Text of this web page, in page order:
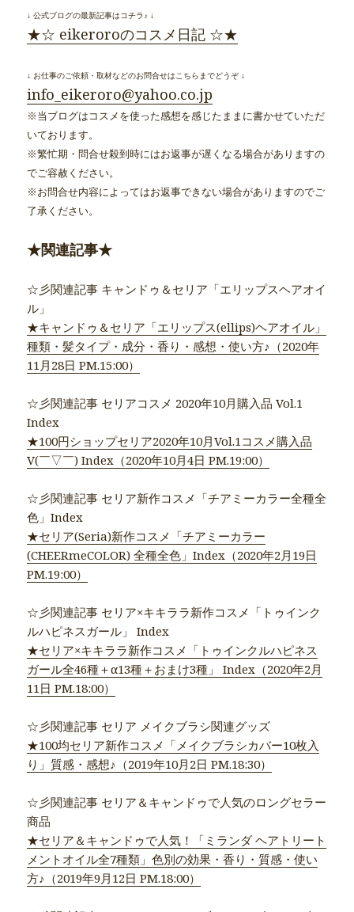
↓ 公式ブログの最新記事はコチラ♪ ↓
★☆ eikeroroのコスメ日記 ☆★
↓ お仕事のご依頼・取材などのお問合せはこちらまでどうぞ ↓
info_eikeroro@yahoo.co.jp
※当ブログはコスメを使った感想を感じたままに書かせていただ
いております。
※繁忙期・問合せ殺到時にはお返事が遅くなる場合がありますの
でご容赦ください。
※お問合せ内容によってはお返事できない場合がありますのでご
了承ください。
★関連記事★
☆彡関連記事 キャンドゥ＆セリア「エリップスヘアオイ
ル」
★キャンドゥ＆セリア「エリップス(ellips)ヘアオイル」
種類・髪タイプ・成分・香り・感想・使い方♪（2020年
11月28日 PM.15:00）
☆彡関連記事 セリアコスメ 2020年10月購入品 Vol.1
Index
★100円ショップセリア2020年10月Vol.1コスメ購入品
V(￣▽￣) Index（2020年10月4日 PM.19:00）
☆彡関連記事 セリア新作コスメ「チアミーカラー全種全
色」Index
★セリア(Seria)新作コスメ「チアミーカラー
(CHEERmeCOLOR) 全種全色」Index（2020年2月19日
PM.19:00）
☆彡関連記事 セリア×キキララ新作コスメ「トゥインク
ルハピネスガール」 Index
★セリア×キキララ新作コスメ「トゥインクルハピネス
ガール全46種＋α13種＋おまけ3種」 Index（2020年2月
11日 PM.18:00）
☆彡関連記事 セリア メイクブラシ関連グッズ
★100均セリア新作コスメ「メイクブラシカバー10枚入
り」質感・感想♪（2019年10月2日 PM.18:30）
☆彡関連記事 セリア＆キャンドゥで人気のロングセラー
商品
★セリア＆キャンドゥで人気！「ミランダ ヘアトリート
メントオイル全7種類」色別の効果・香り・質感・使い
方♪（2019年9月12日 PM.18:00）